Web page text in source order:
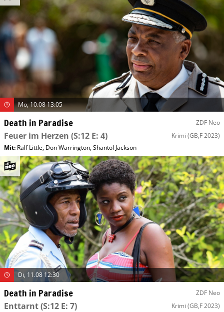
Mo, 10.08 13:05
Death in Paradise ZDF Neo
Feuer im Herzen (S:12 E: 4) Krimi (GB,F 2023)
Mit: Ralf Little, Don Warrington,Shantol Jackson
Di, 11.08 12:30
Death in Paradise ZDF Neo
Enttarnt(S:12 E: 7) Krimi (GB,F 2023)